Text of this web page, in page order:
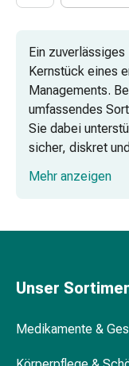
Zahn-
&
Mund
Haar-
Ein
Kernstück eines
Managements.
umfassendes
Sie dabei
sicher, diskret
Klassische
Smarte
Einstieg
Mehr anzeigen
Unser
Medikamente &